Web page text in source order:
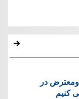
در
کنیم